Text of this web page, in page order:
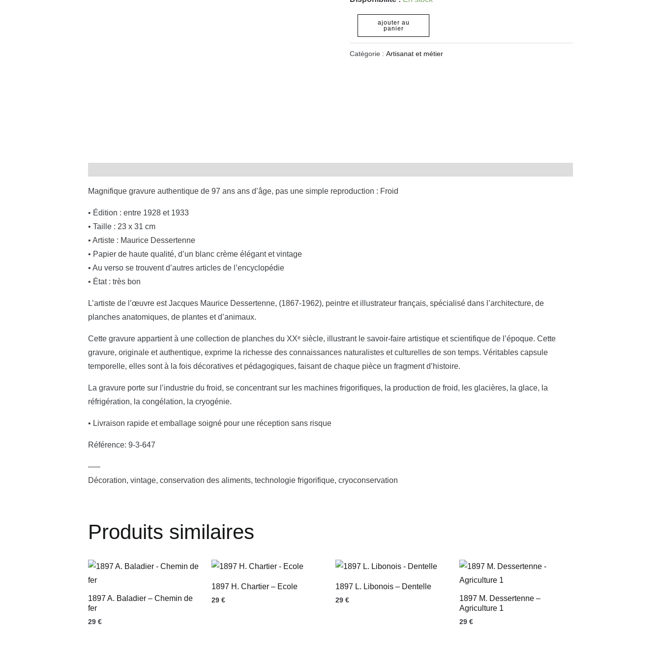
ajouter au
panier
Catégorie :Artisanat et métier
Magnifique gravure authentique de 97 ans ans d’âge, pas une simple reproduction : Froid
• Édition : entre 1928 et 1933
• Taille : 23 x 31 cm
• Artiste : Maurice Dessertenne
• Papier de haute qualité, d’un blanc crème élégant et vintage
• Au verso se trouvent d’autres articles de l’encyclopédie
• État : très bon
L’artiste de l’œuvre est Jacques Maurice Dessertenne, (1867-1962), peintre et illustrateur français, spécialisé dans l’architecture, de
planches anatomiques, de plantes et d’animaux.
Cette gravure appartient à une collection de planches du XXᵉ siècle, illustrant le savoir-faire artistique et scientifique de l’époque. Cette
gravure, originale et authentique, exprime la richesse des connaissances naturalistes et culturelles de son temps. Véritables capsule
temporelle, elles sont à la fois décoratives et pédagogiques, faisant de chaque pièce un fragment d’histoire.
La gravure porte sur l’industrie du froid, se concentrant sur les machines frigorifiques, la production de froid, les glacières, la glace, la
réfrigération, la congélation, la cryogénie.
• Livraison rapide et emballage soigné pour une réception sans risque
Référence: 9-3-647
—–
Décoration, vintage, conservation des aliments, technologie frigorifique, cryoconservation
Produits similaires
1897 A. Baladier – Chemin de
fer
29 €
1897 H. Chartier – Ecole
29€
1897 L. Libonois – Dentelle
29 €
1897 M. Dessertenne –
Agriculture 1
29 €